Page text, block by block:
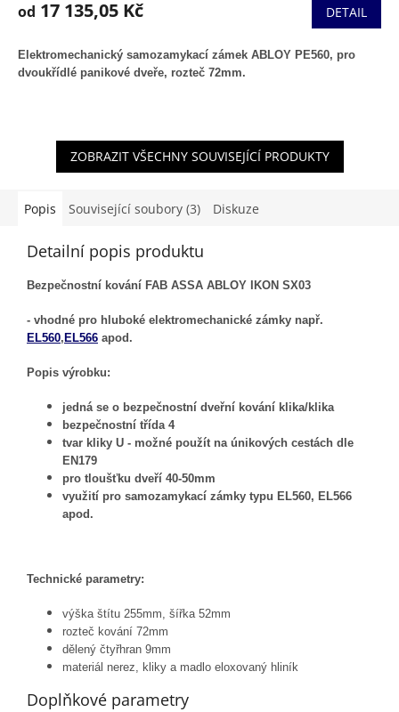
A
od 17 135,05 Kč DETAIL
Elektromechanický samozamykací zámek ABLOY PE560, pro
dvoukřídlé panikové dveře, rozteč 72mm.
ZOBRAZIT VŠECHNY SOUVISEJÍCÍ PRODUKTY
Popis Související soubory (3) Diskuze
Detailní popis produktu
Bezpečnostní kování FAB ASSA ABLOY IKON SX03
- vhodné pro hluboké elektromechanické zámky např.
EL560, EL566 apod.
Popis výrobku:
jedná se o bezpečnostní dveřní kování klika/klika
bezpečnostní třída 4
tvar kliky U - možné použít na únikových cestách dle
EN179
pro tloušťku dveří 40-50mm
využití pro samozamykací zámky typu EL560, EL566
apod.
Technické parametry:
výška štítu 255mm, šířka 52mm
rozteč kování 72mm
dělený čtyřhran 9mm
materiál nerez, kliky a madlo eloxovaný hliník
Doplňkové parametry